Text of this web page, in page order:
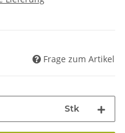
Frage zum Artikel
Stk